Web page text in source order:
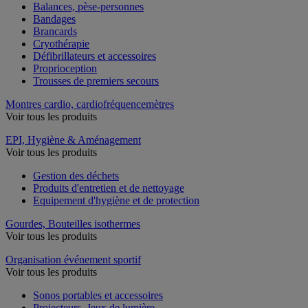
Balances, pèse-personnes
Bandages
Brancards
Cryothérapie
Défibrillateurs et accessoires
Proprioception
Trousses de premiers secours
Montres cardio, cardiofréquencemètres
Voir tous les produits
EPI, Hygiène & Aménagement
Voir tous les produits
Gestion des déchets
Produits d'entretien et de nettoyage
Equipement d'hygiène et de protection
Gourdes, Bouteilles isothermes
Voir tous les produits
Organisation événement sportif
Voir tous les produits
Sonos portables et accessoires